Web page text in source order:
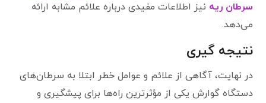
سرطان ریه نیز اطلاعات مفیدی درباره علائم مشابه ارائه
می‌دهد.
نتیجه گیری
در نهایت، آگاهی از علائم و عوامل خطر ابتلا به سرطان‌های
دستگاه گوارش یکی از مؤثرترین راه‌ها برای پیشگیری و